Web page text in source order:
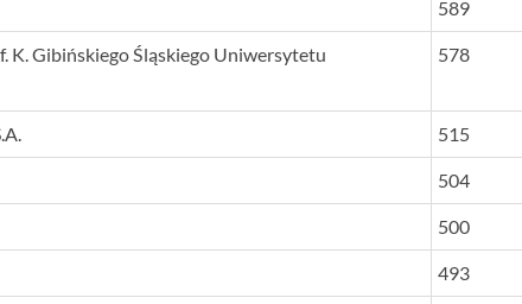
589
K. Gibińskiego Śląskiego Uniwersytetu
578
515
504
500
493